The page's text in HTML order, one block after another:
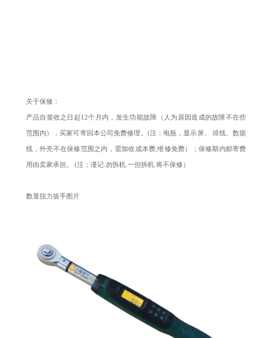
关于保修：
产品自签收之日起12个月内，发生功能故障（人为原因造成的故障不在些
范围内），买家可寄回本公司免费修理。(注：电瓶，显示屏、 排线、数据
线，外壳不在保修范围之内，需加收成本费,维修免费）；保修期内邮寄费
用由卖家承担。 (注；谨记.勿拆机.一但拆机.将不保修）
数显扭力扳手图片